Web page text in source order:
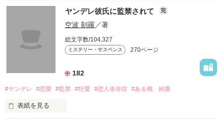
セレブママが集まる自由が丘のカフェで
ある女が警察に捕まる。
自分も子供も着飾り、有名な幼児教室に通う女に
いったい、何があったのか？
ヤンデレ彼氏に監禁されて 完
空波 刻羅 ／著
総文字数/104,327
ミステリー・サスペンス 270ページ
182
#ヤンデレ #恋愛 #監禁 #狂愛 #恋人依存症 #ある種、純愛
表紙を見る